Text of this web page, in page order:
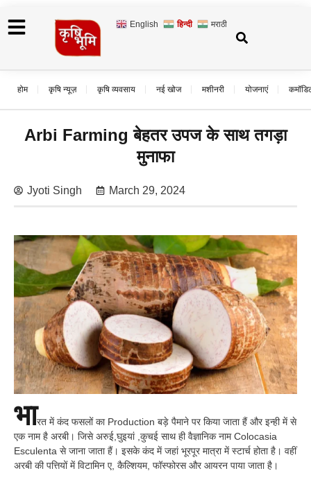
English हिन्दी मराठी
होम कृषि न्यूज़ कृषि व्यवसाय नई खोज मशीनरी योजनाएं
Arbi Farming बेहतर उपज के साथ तगड़ा
मुनाफा
Jyoti Singh March 29, 2024
भारत में कंद फसलों का Production बड़े पैमाने पर किया जाता हैं और इन्ही में से
एक नाम है अरबी। जिसे अरुई,घुइयां ,कुचई साथ ही वैज्ञानिक नाम Colocasia
Esculenta से जाना जाता हैं। इसके कंद में जहां भूरपूर मात्रा में स्टार्च होता है। वहीं
अरबी की पत्तियों में विटामिन ए, कैल्शियम, फॉस्फोरस और आयरन पाया जाता है।